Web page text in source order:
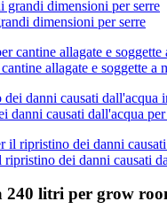
dimensioni per serre
allagate e soggette a
causati dall'acqua per
dei danni causati
240 litri per grow